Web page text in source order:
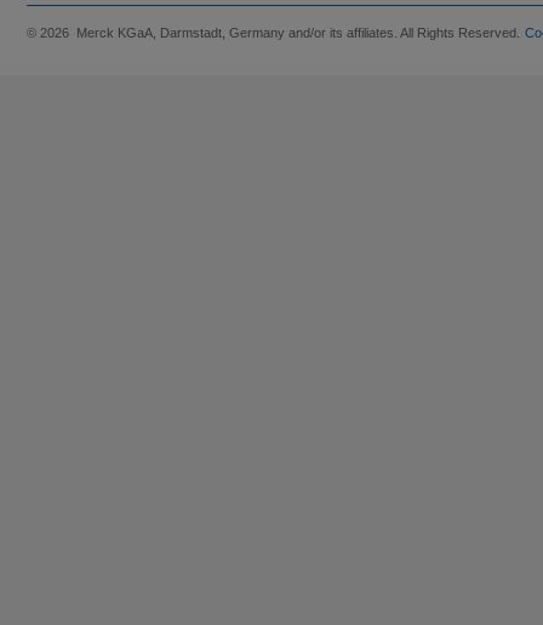
© 2026 Merck KGaA, Darmstadt, Germany and/or its affiliates. All Rights Reserved.